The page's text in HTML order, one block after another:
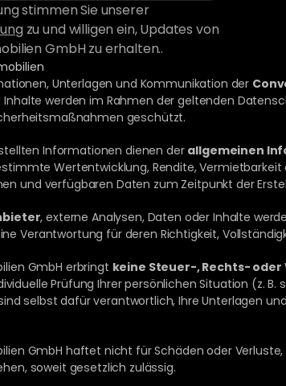
* Mit Ihrer Anmeldung stimmen Sie unserer
zu und willigen ein, Updates von
GmbH zu erhalten..
Unterlagen und Kommunikation der
Inhalte werden im Rahmen der geltenden
geschützt.
Informationen dienen der allgemeinen
Wertentwicklung, Rendite, Vermietbarkeit
und verfügbaren Daten zum Zeitpunkt der
, externe Analysen, Daten oder Inhalte
Verantwortung für deren Richtigkeit,
GmbH erbringt keine Steuer-, Rechts-
Prüfung Ihrer persönlichen Situation (z.
selbst dafür verantwortlich, Ihre Unterlagen
GmbH haftet nicht für Schäden oder
soweit gesetzlich zulässig.